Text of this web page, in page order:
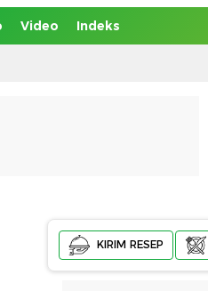
Video Indeks
KIRIM RESEP